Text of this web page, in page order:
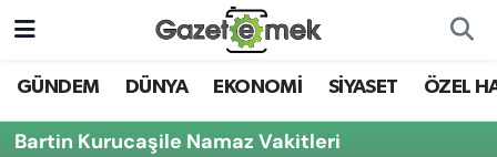
GÜNDEM DÜNYA EKONOMİ SİYASET ÖZEL
Bartin Kurucaşile Namaz Vakitleri
DÜNYA
EKONOMİ
Nöbetçi Eczaneler
Hava Durumu